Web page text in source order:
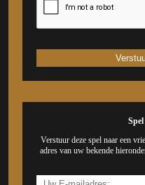
Verstuur deze spel naar een
adres van uw bekende